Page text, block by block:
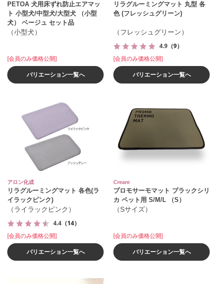
PETOA 犬用床ずれ防止エアマッ
ト 小型犬/中型犬/大型犬 （小型
犬） ベージュ セット品
（小型犬）
[会員のみ価格公開]
バリエーション一覧へ
リラグルーミングマット 丸型 各
色 (フレッシュグリーン)
（フレッシュグリーン）
4.9 （9）
[会員のみ価格公開]
バリエーション一覧へ
アロン化成
リラグルーミングマット 各色(ラ
イラックピンク)
（ライラックピンク）
4.4 （14）
[会員のみ価格公開]
バリエーション一覧へ
Creare
プロモサーモマット ブラックシリ
カ ペット用 S/M/L （S）
（Sサイズ）
[会員のみ価格公開]
バリエーション一覧へ